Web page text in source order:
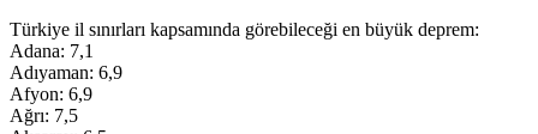
Türkiye il sınırları kapsamında görebileceği en büyük deprem:
Adana: 7,1
Adıyaman: 6,9
Afyon: 6,9
Ağrı: 7,5